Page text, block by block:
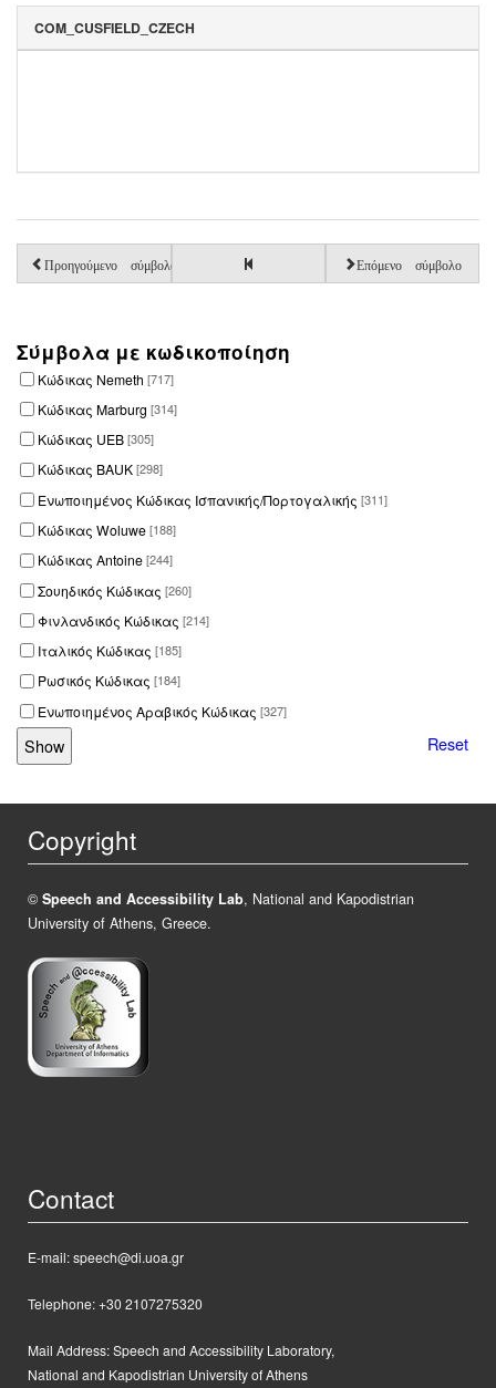
COM_CUSFIELD_CZECH
Προηγούμενο σύμβολο Επόμενο σύμβολο
Σύμβολα με κωδικοποίηση
Κώδικας Nemeth [717]
Κώδικας Marburg [314]
Κώδικας UEB[305]
Κώδικας BAUK[298]
Ενωποιημένος Κώδικας Ισπανικής/Πορτογαλικής [311]
Κώδικας Woluwe[188]
Κώδικας Antoine[244]
Σουηδικός Κώδικας [260]
Φινλανδικός Κώδικας [214]
Ιταλικός Κώδικας [185]
Ρωσικός Κώδικας [184]
Ενωποιημένος Αραβικός Κώδικας [327]
Reset
Copyright
© Speech and Accessibility Lab, National and Kapodistrian
University of Athens, Greece.
Contact
E-mail: speech@di.uoa.gr
Telephone: +30 2107275320
Mail Address:Speech and Accessibility Laboratory,
National and Kapodistrian University of Athens